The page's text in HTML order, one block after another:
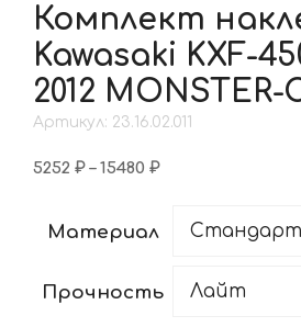
Комплект
Kawasaki KXF-
2012 MONSTER-
Артикул: 23.16.02.011
5252 ₽ – 15480 ₽Диапазон
Материал
Прочность